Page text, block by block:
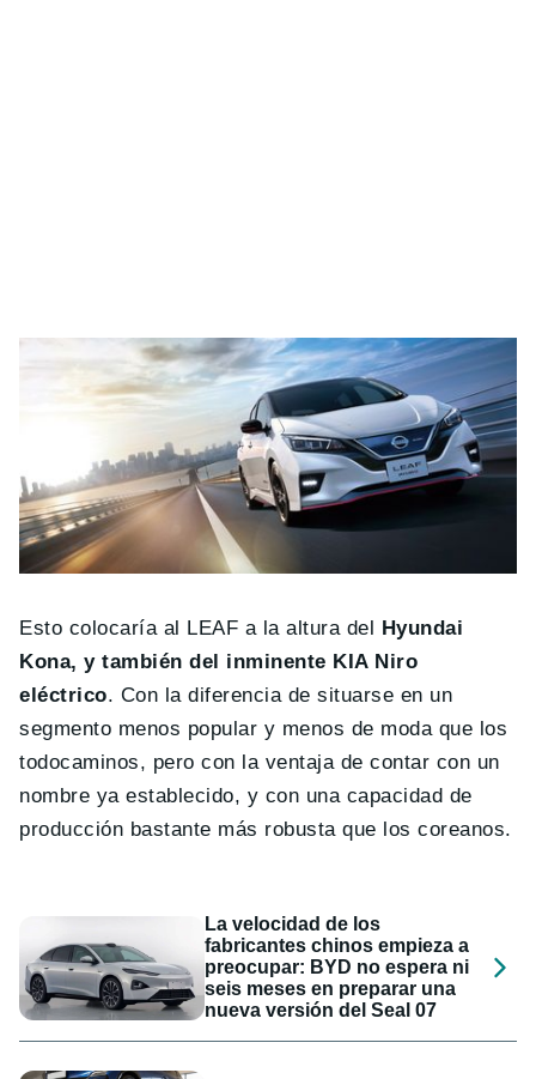
Esto colocaría al LEAF a la altura del
Hyundai
Kona, y también del inminente KIA Niro
eléctrico. Con la diferencia de situarse en un
segmento menos popular y menos de moda que los
todocaminos, pero con la ventaja de contar con un
nombre ya establecido, y con una capacidad de
producción bastante más robusta que los coreanos.
La velocidad de los
fabricantes chinos empieza a
preocupar: BYD no espera ni
seis meses en preparar una
nueva versión del Seal 07